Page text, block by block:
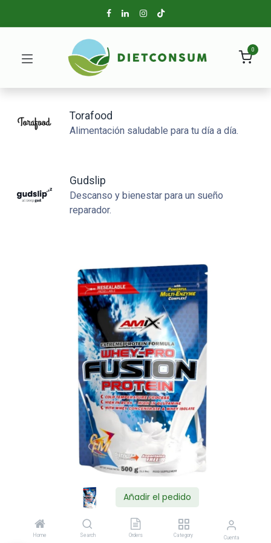
Añadir el pedido
Home Search Orders Category Cuenta
0
Torafood
Alimentación saludable para tu día a día.
Gudslip
Descanso y bienestar para un sueño
reparador.
Shop